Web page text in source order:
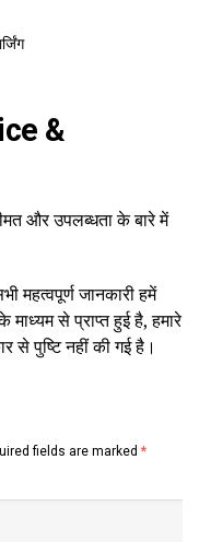
&
और उपलब्धता के बारे में
महत्वपूर्ण जानकारी हमें
माध्यम से प्राप्त हुई है, हमारे
से पुष्टि नहीं की गई है।
fields are marked *